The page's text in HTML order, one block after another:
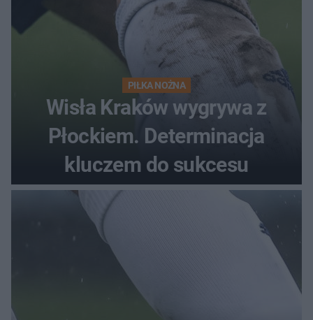
PIŁKA NOŻNA
Wisła Kraków wygrywa z
Płockiem. Determinacja
kluczem do sukcesu